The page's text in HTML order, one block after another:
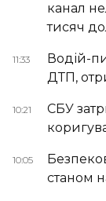
канал
тисяч
11:33
Водій-
ДТП,
10:21
СБУ
10:05
станом